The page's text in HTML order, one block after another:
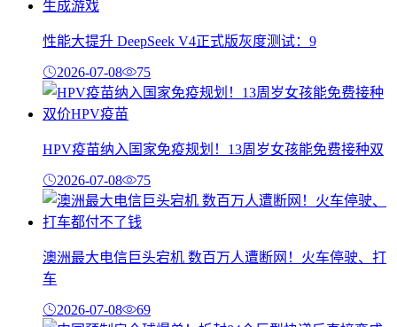
性能大提升 DeepSeek V4正式版灰度测试：9
2026-07-08 75
HPV疫苗纳入国家免疫规划！13周岁女孩能免费接种双
2026-07-08 75
澳洲最大电信巨头宕机 数百万人遭断网！火车停驶、打
车
2026-07-08 69